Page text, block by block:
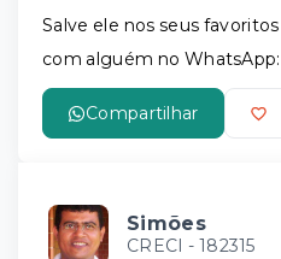
Salve ele nos seus
com alguém no WhatsApp:
Compartilhar
Simões
CRECI - 182315